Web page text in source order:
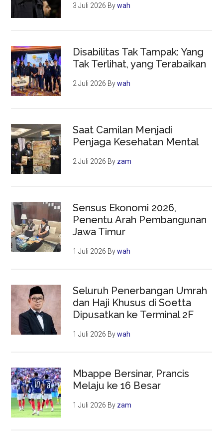
3 Juli 2026 Bywah
Disabilitas Tak Tampak: Yang
Tak Terlihat, yang Terabaikan
2 Juli 2026 Bywah
Saat Camilan Menjadi
Penjaga Kesehatan Mental
2 Juli 2026 By zam
Sensus Ekonomi 2026,
Penentu Arah Pembangunan
Jawa Timur
1 Juli 2026 Bywah
Seluruh Penerbangan Umrah
dan Haji Khusus di Soetta
Dipusatkan ke Terminal 2F
1 Juli 2026 Bywah
Mbappe Bersinar, Prancis
Melaju ke 16 Besar
1 Juli 2026 By zam